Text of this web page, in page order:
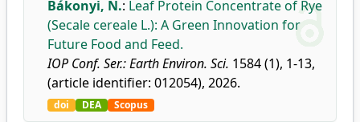
Bákonyi, N.: Leaf Protein Concentrate of Rye
(Secale cereale L.): A Green Innovation for
Future Food and Feed.
IOP Conf. Ser.: Earth Environ. Sci. 1584 (1), 1-13,
(article identifier: 012054), 2026.
doi DEA Scopus